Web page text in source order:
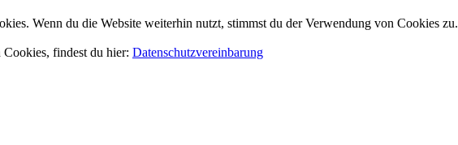
Wenn du die Website weiterhin nutzt, stimmst du der Verwendung von Cookies zu.
findest du hier: Datenschutzvereinbarung